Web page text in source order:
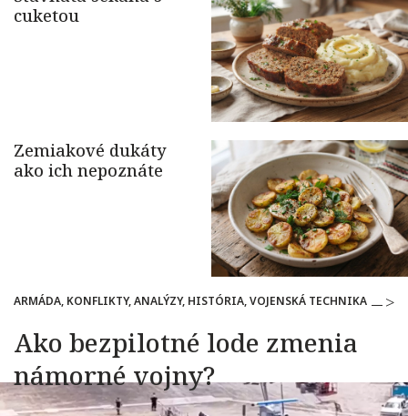
ARMÁDA, KONFLIKTY, ANALÝZY, HISTÓRIA, VOJENSKÁ TECHNIKA